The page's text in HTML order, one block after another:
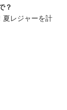
？
夏レジャーを計